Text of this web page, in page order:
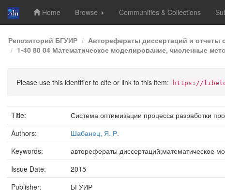
Skip
navigation
Home Browse Communities & Collections
Репозиторий БГУИР Авторефераты диссертаций и отчеты
1-40 80 04 Математическое моделирование, численные
Please use this identifier to cite or link to this item: https://
Title:
Система оптимизации процесса разработки
Authors:
Шабанец, Я. Р.
Keywords:
авторефераты диссертаций;математическое
Issue Date:
2015
Publisher:
БГУИР